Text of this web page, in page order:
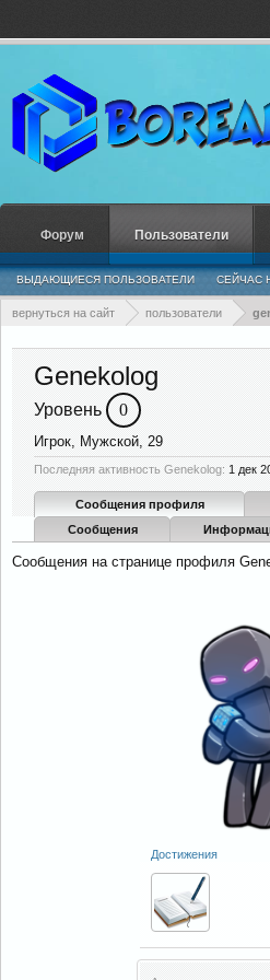
вернуться на сайт пользователи
Достижения
Genekolog
Уровень 0
Игрок, Мужской, 29
Последняя активность Genekolog: 1 дек
Сообщения профиля
Сообщения
Сообщения на странице профиля
Форум Пользователи
ВЫДАЮЩИЕСЯ ПОЛЬЗОВАТЕЛИ СЕЙЧАС
НЕДАВНЯЯ АКТИВНОСТЬ НОВЫЕ